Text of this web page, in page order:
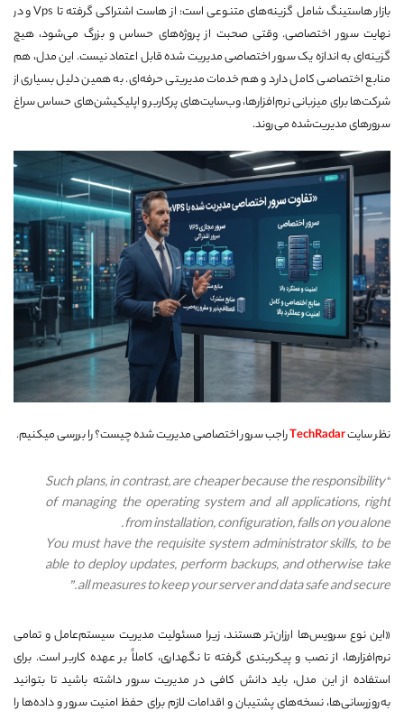
بازار هاستینگ شامل گزینه‌های متنوعی است: از هاست اشتراکی گرفته تا Vps و در
نهایت سرور اختصاصی. وقتی صحبت از پروژه‌های حساس و بزرگ می‌شود، هیچ
گزینه‌ای به اندازه یک سرور اختصاصی مدیریت شده قابل اعتماد نیست. این مدل، هم
منابع اختصاصی کامل دارد و هم خدمات مدیریتی حرفه‌ای. به همین دلیل بسیاری از
شرکت‌ها برای میزبانی نرم‌افزارها، وب‌سایت‌های پرکاربر و اپلیکیشن‌های حساس سراغ
سرورهای مدیریت‌شده می‌روند.
نظر سایتTechRadarراجب سرور اختصاصی مدیریت شده چیست؟ را بررسی میکنیم.
“Such plans, in contrast, are cheaper because the responsibility
of managing the operating system and all applications, right
from installation, configuration, falls on you alone.
You must have the requisite system administrator skills, to be
able to deploy updates, perform backups, and otherwise take
all measures to keep your server and data safe and secure.”
«این نوع سرویس‌ها ارزان‌تر هستند، زیرا مسئولیت مدیریت سیستم‌عامل و تمامی
نرم‌افزارها، از نصب و پیکربندی گرفته تا نگهداری، کاملاً بر عهده کاربر است. برای
استفاده از این مدل، باید دانش کافی در مدیریت سرور داشته باشید تا بتوانید
به‌روزرسانی‌ها، نسخه‌های پشتیبان و اقدامات لازم برای حفظ امنیت سرور و داده‌ها را